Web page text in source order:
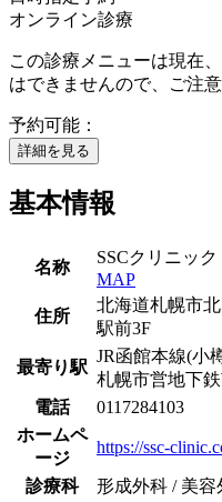
オンライン診療
この診療メニューは現在
はできませんので、ご注意
予約可能：
詳細を見る
基本情報
名称
SSCクリニッ
MAP
住所
北海道札幌市
駅前3F
最寄り駅
JR函館本線(小
札幌市営地下
電話
0117284103
ホームペ
ージ
https://ssc-
診療科
形成外科 / 美